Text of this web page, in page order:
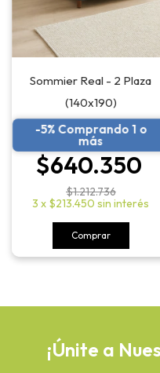
Sommier Real - 2 Plaza
(140x190)
-5% Comprando 1 o
más
$640.350
$1.212.736
3 x $213.450 sin interés
Comprar
¡Únite a